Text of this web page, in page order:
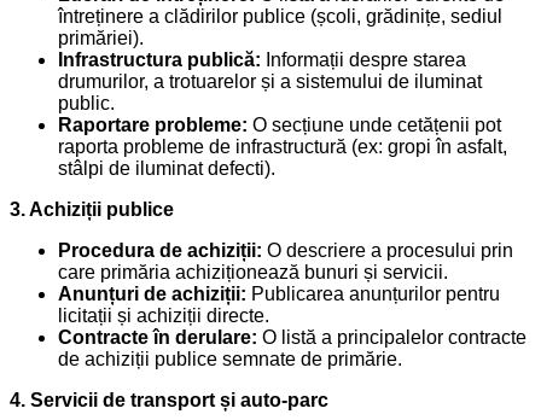
întreținere a clădirilor publice (școli, grădinițe, sediul
primăriei).
Infrastructura publică: Informații despre starea
drumurilor, a trotuarelor și a sistemului de iluminat
public.
Raportare probleme: O secțiune unde cetățenii pot
raporta probleme de infrastructură (ex: gropi în asfalt,
stâlpi de iluminat defecti).
3. Achiziții publice
Procedura de achiziții: O descriere a procesului prin
care primăria achiziționează bunuri și servicii.
Anunțuri de achiziții: Publicarea anunțurilor pentru
licitații și achiziții directe.
Contracte în derulare: O listă a principalelor contracte
de achiziții publice semnate de primărie.
4. Servicii de transport și auto-parc